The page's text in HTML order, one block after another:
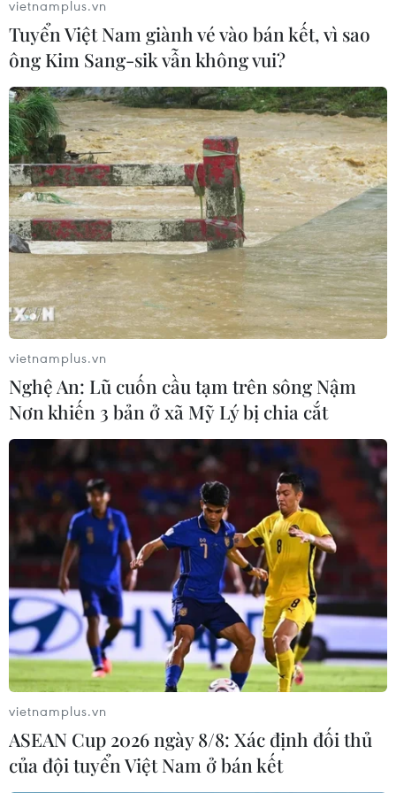
vietnamplus.vn
Tuyển Việt Nam giành vé vào bán kết, vì sao
ông Kim Sang-sik vẫn không vui?
vietnamplus.vn
Nghệ An: Lũ cuốn cầu tạm trên sông Nậm
Nơn khiến 3 bản ở xã Mỹ Lý bị chia cắt
vietnamplus.vn
ASEAN Cup 2026 ngày 8/8: Xác định đối thủ
của đội tuyển Việt Nam ở bán kết